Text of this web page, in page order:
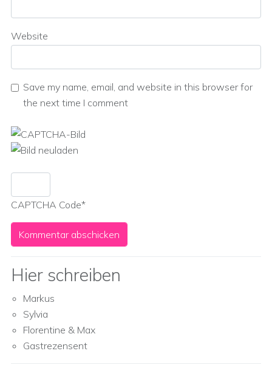
Website
Save my name, email, and website in this browser for
the next time I comment
CAPTCHA Code*
Hier schreiben
Markus
Sylvia
Florentine & Max
Gastrezensent